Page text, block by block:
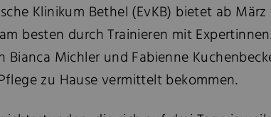
Klinikum Bethel (EvKB) bietet ab
besten durch Trainieren mit
Bianca Michler und Fabienne
zu Hause vermittelt bekommen.